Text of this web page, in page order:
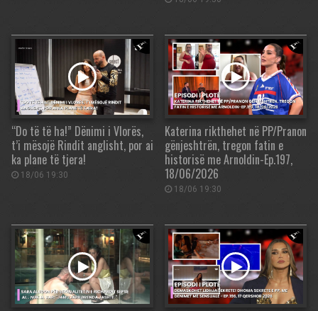
“Do të të ha!” Dënimi i Vlorës,
t’i mësojë Rindit anglisht, por ai
ka plane të tjera!
18/06 19:30
Katerina rikthehet në PP/Pranon
gënjeshtrën, tregon fatin e
historisë me Arnoldin-Ep.197,
18/06/2026
18/06 19:30